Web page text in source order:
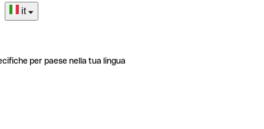
it
per paese nella tua lingua